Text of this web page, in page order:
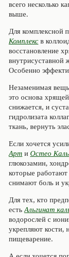
всего несколько
выше.
Для комплексной
Комплексв
восстановление
внутрисуставной
Особенно
Незаменимая
это основа
снижается, и
гидролизата
ткань, вернуть
Если хочется
Арт и Остео
глюкозамин,
которые
снимают боль и
Для тех, кто
естьАльгинат
водорослей с
укрепляют кости,
пищеварение.